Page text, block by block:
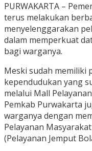
PURWAKARTA –
terus melakukan
menyelenggarakan
dalam memperkuat
bagi warganya.
Meski sudah memiliki
kependudukan yang
melalui Mall
Pemkab Purwakarta
warganya dengan
Pelayanan
(Pelayanan Jemput